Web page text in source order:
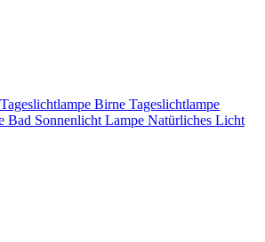
Tageslichtlampe Birne Tageslichtlampe
Bad Sonnenlicht Lampe Natürliches Licht